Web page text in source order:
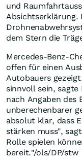
und
Absichtserklärung.
dem Stern die
Mercedes-Benz-
offen für einen
Autobauers
sinnvoll sein,
nach Angaben des
unberechenbarer
absolut klar, dass
stärken muss",
Rolle spielen
bereit."/ols/DP/stw